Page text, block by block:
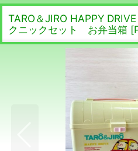
TARO＆JIRO HAPPY
クニックセット お弁当箱 [